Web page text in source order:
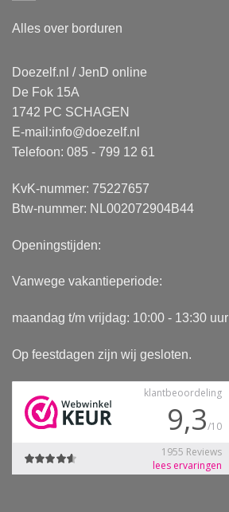
Alles over borduren
Doezelf.nl / JenD online
De Fok 15A
1742 PC SCHAGEN
E-mail:info@doezelf.nl
Telefoon: 085 - 799 12 61
KvK-nummer: 75227657
Btw-nummer: NL002072904B44
Openingstijden:
Vanwege vakantieperiode:
maandag t/m vrijdag: 10:00 - 13:30 uur
Op feestdagen zijn wij gesloten.